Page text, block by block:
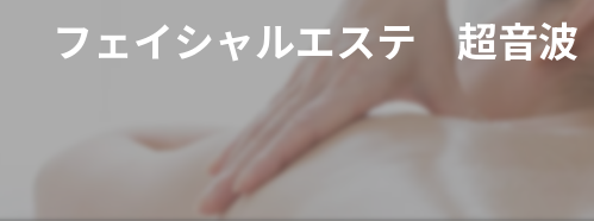
もみほ
フェイシャルエステ 超音波